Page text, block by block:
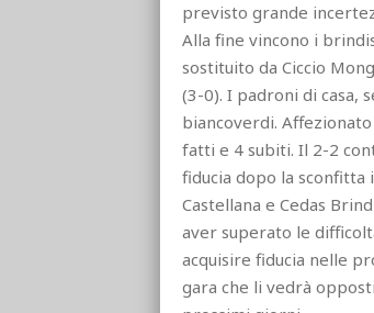
previsto grande
Alla fine vincono i
sostituito da Ciccio
(3-0). I padroni di casa,
biancoverdi.
fatti e 4 subiti. Il 2-2
fiducia dopo la sconfitta
Castellana e Cedas
aver superato le
acquisire fiducia nelle
gara che li vedrà